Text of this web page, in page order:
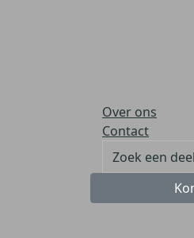
Over ons
Contact